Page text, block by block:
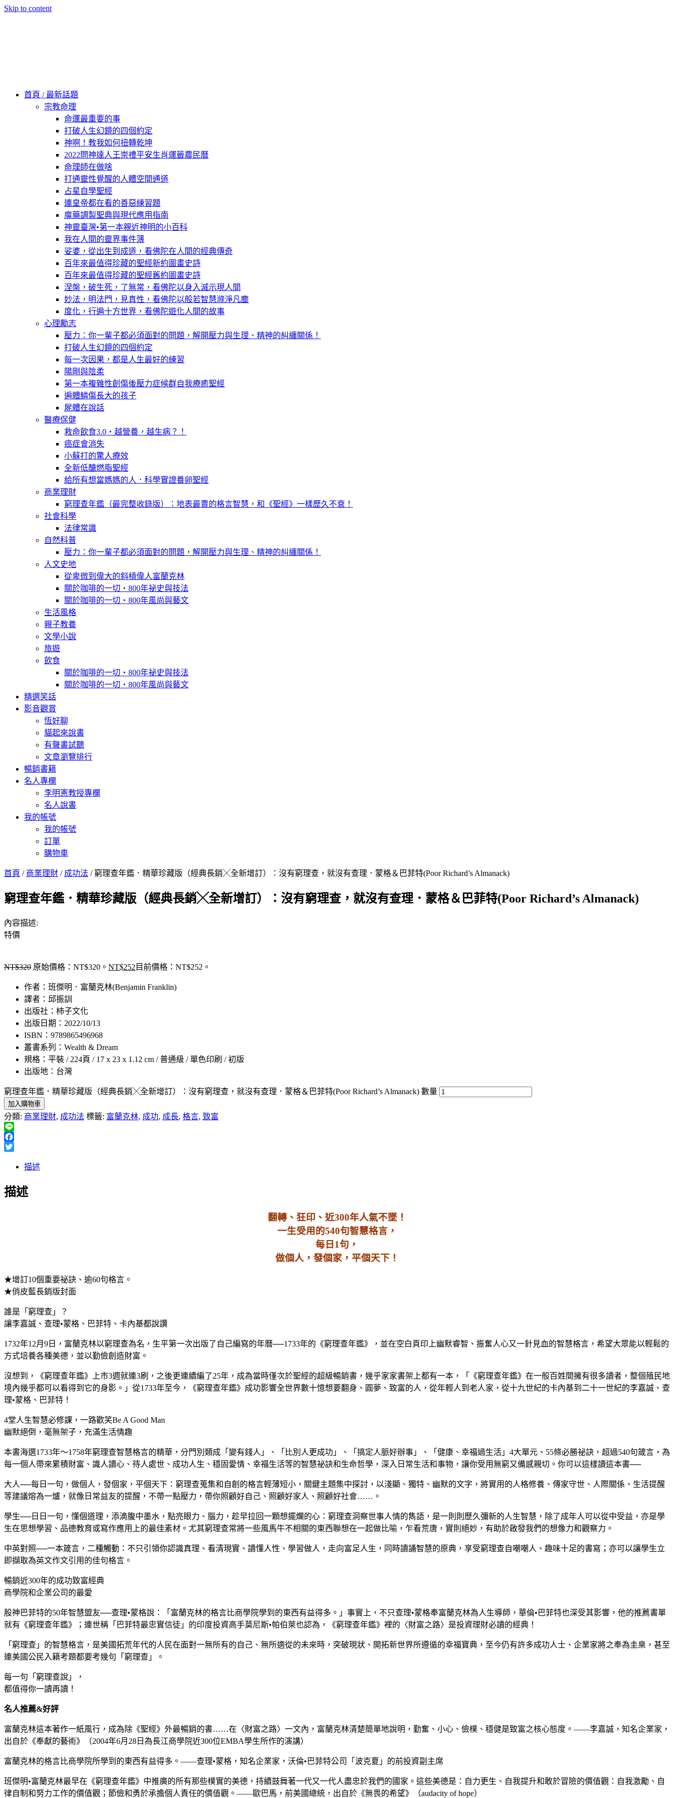
Skip to content
首頁 / 最新話題
宗教命理
命運最重要的事
打破人生幻鏡的四個約定
神啊！教我如何扭轉乾坤
2022問神達人王崇禮平安生肖運籤農民曆
命理師在做啥
打通靈性覺醒的人體空間通道
占星自學聖經
連皇帝都在看的善惡練習題
魔藥調製聖典與現代應用指南
神靈臺灣•第一本親近神明的小百科
我在人間的靈界事件簿
娑婆，從出生到成道，看佛陀在人間的經典傳奇
百年來最值得珍藏的聖經新約圖畫史詩
百年來最值得珍藏的聖經舊約圖畫史詩
涅槃，破生死，了無常，看佛陀以身入滅示現人間
妙法，明法門，見真性，看佛陀以般若智慧滌淨凡塵
度化，行遍十方世界，看佛陀遊化人間的故事
心理勵志
壓力：你一輩子都必須面對的問題，解開壓力與生理、精神的糾纏關係！
打破人生幻鏡的四個約定
每一次因果，都是人生最好的練習
陽剛與陰柔
第一本複雜性創傷後壓力症候群自我療癒聖經
遍體鱗傷長大的孩子
屍體在說話
醫療保健
救命飲食3.0‧越營養，越生病？！
癌症會消失
小蘇打的驚人療效
全新低醣燃脂聖經
給所有想當媽媽的人．科學實證養卵聖經
商業理財
窮理查年鑑（最完整收錄版）：地表最賣的格言智慧，和《聖經》一樣歷久不衰！
社會科學
法律常識
自然科普
壓力：你一輩子都必須面對的問題，解開壓力與生理、精神的糾纏關係！
人文史地
從卑微到偉大的斜槓偉人富蘭克林
關於咖啡的一切‧800年祕史與技法
關於咖啡的一切‧800年風尚與藝文
生活風格
親子教養
文學小說
旅遊
飲食
關於咖啡的一切‧800年祕史與技法
關於咖啡的一切‧800年風尚與藝文
精選笑話
影音觀賞
恆好聊
貓起來說書
有聲書試聽
文章瀏覽排行
暢銷書籍
名人專欄
李明憲教授專欄
名人說書
我的帳號
我的帳號
訂單
購物車
首頁 / 商業理財 / 成功法 / 窮理查年鑑．精華珍藏版（經典長銷╳全新增訂）：沒有窮理查，就沒有查理．蒙格＆巴菲特(Poor Richard’s Almanack)
窮理查年鑑．精華珍藏版（經典長銷╳全新增訂）：沒有窮理查，就沒有查理．蒙格＆巴菲特(Poor Richard’s Almanack)
內容描述:
特價
NT$320 原始價格：NT$320。 NT$252 目前價格：NT$252。
作者：班傑明．富蘭克林(Benjamin Franklin)
譯者：邱振訓
出版社：柿子文化
出版日期：2022/10/13
ISBN：9789865496968
叢書系列：Wealth & Dream
規格：平裝 / 224頁 / 17 x 23 x 1.12 cm / 普通級 / 單色印刷 / 初版
出版地：台灣
窮理查年鑑．精華珍藏版（經典長銷╳全新增訂）：沒有窮理查，就沒有查理．蒙格＆巴菲特(Poor Richard’s Almanack) 數量
加入購物車
分類: 商業理財, 成功法 標籤: 富蘭克林, 成功, 成長, 格言, 致富
Line
Facebook
描述
描述
翻轉、狂印、近300年人氣不墜！
一生受用的540句智慧格言，
每日1句，
做個人，發個家，平個天下！
★增訂10個重要祕訣、逾60句格言。
★俏皮藍長銷版封面
誰是「窮理查」？
讓李嘉誠、查理•蒙格、巴菲特、卡內基都說讚
1732年12月9日，富蘭克林以窮理查為名，生平第一次出版了自己編寫的年曆──1733年的《窮理查年鑑》，並在空白頁印上幽默睿智、振奮人心又一針見血的智慧格言，希望大眾能以輕鬆的
方式培養各種美德，並以勤儉創造財富。
沒想到，《窮理查年鑑》上市3週就連3刷，之後更連續編了25年，成為當時僅次於聖經的超級暢銷書，幾乎家家書架上都有一本，「《窮理查年鑑》在一般百姓間擁有很多讀者，整個殖民地
境內幾乎都可以看得到它的身影。」從1733年至今，《窮理查年鑑》成功影響全世界數十憶想要翻身、圓夢、致富的人，從年輕人到老人家，從十九世紀的卡內基到二十一世紀的李嘉誠、查
理•蒙格、巴菲特！
4堂人生智慧必修課，一路歡笑Be A Good Man
幽默絕倒，毫無架子，充滿生活情趣
本書海選1733年～1758年窮理查智慧格言的精華，分門別類成「變有錢人」、「比別人更成功」、「搞定人脈好辦事」、「健康、幸福過生活」4大單元、55條必勝祕訣，超過540句箴言，為
每一個人帶來累積財富、識人讀心、待人處世、成功人生、穩固愛情、幸福生活等的智慧祕訣和生命哲學，深入日常生活和事物，讓你受用無窮又備感親切。你可以這樣讀這本書──
大人──每日一句，做個人，發個家，平個天下：窮理查蒐集和自創的格言輕薄短小，關鍵主題集中探討，以淺顯、獨特、幽默的文字，將實用的人格修養、傳家守世、人際關係、生活提醒
等建議熔為一爐，就像日常益友的提醒，不帶一點壓力，帶你照顧好自己、照顧好家人、照顧好社會……。
學生──日日一句，懂個道理，添滴腹中墨水，點亮眼力、腦力，趁早拉回一顆想擺爛的心：窮理查洞察世事人情的雋語，是一則則歷久彌新的人生智慧，除了成年人可以從中受益，亦是學
生在思想學習、品德教育或寫作應用上的最佳素材。尤其窮理查常將一些風馬牛不相關的東西聯想在一起做比喻，乍看荒唐，實則絕妙，有助於啟發我們的想像力和觀察力。
中英對照──一本箴言，二種觸動：不只引領你認識真理、看清現實、讀懂人性、學習做人，走向富足人生，同時讀誦智慧的原典，享受窮理查自嘲嘲人、趣味十足的書寫；亦可以讓學生立
即擷取為英文作文引用的佳句格言。
暢銷近300年的成功致富經典
商學院和企業公司的最愛
股神巴菲特的50年智慧盟友──查理•蒙格說：「富蘭克林的格言比商學院學到的東西有益得多。」事實上，不只查理•蒙格奉富蘭克林為人生導師，華倫•巴菲特也深受其影響，他的推薦書單
就有《窮理查年鑑》；連世稱「巴菲特最忠實信徒」的印度投資高手莫尼斯•帕伯萊也認為，《窮理查年鑑》裡的〈財富之路〉是投資理財必讀的經典！
「窮理查」的智慧格言，是美國拓荒年代的人民在面對一無所有的自己、無所適從的未來時，突破現狀、開拓新世界所遵循的幸福寶典，至今仍有許多成功人士、企業家將之奉為圭臬，甚至
連美國公民入籍考題都要考幾句「窮理查」。
每一句「窮理查說」，
都值得你一讀再讀！
名人推薦&好評
富蘭克林這本著作一紙風行，成為除《聖經》外最暢銷的書……在〈財富之路〉一文內，富蘭克林清楚簡單地說明，勤奮、小心、儉樸、穩健是致富之核心態度。——李嘉誠，知名企業家，
出自於《奉獻的藝術》（2004年6月28日為長江商學院近300位EMBA學生所作的演講）
富蘭克林的格言比商學院所學到的東西有益得多。——查理•蒙格，知名企業家，沃倫•巴菲特公司「波克夏」的前投資副主席
班傑明•富蘭克林最早在《窮理查年鑑》中推廣的所有那些樸實的美德，持續鼓舞著一代又一代人盡忠於我們的國家。這些美德是：自力更生、自我提升和敢於冒險的價值觀：自我激勵、自
律自制和努力工作的價值觀；節儉和勇於承擔個人責任的價值觀。——歐巴馬，前美國總統，出自於《無畏的希望》（audacity of hope）